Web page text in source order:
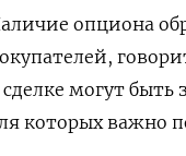
опциона
могут
которых важно